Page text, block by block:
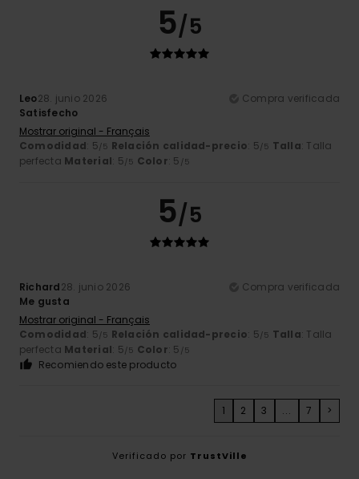
5/5
Leo28. junio 2026
Compra verificada
Satisfecho
Mostrar original - Français
Comodidad: 5/5 Relación calidad-precio: 5/5 Talla: Talla
perfecta Material: 5/5 Color: 5 /5
5/5
Richard28. junio 2026
Compra verificada
Me gusta
Mostrar original - Français
Comodidad: 5/5 Relación calidad-precio: 5/5 Talla: Talla
perfecta Material: 5/5 Color: 5 /5
Recomiendo este producto
1 2 3 ... 7 >
Verificado por TrustVille